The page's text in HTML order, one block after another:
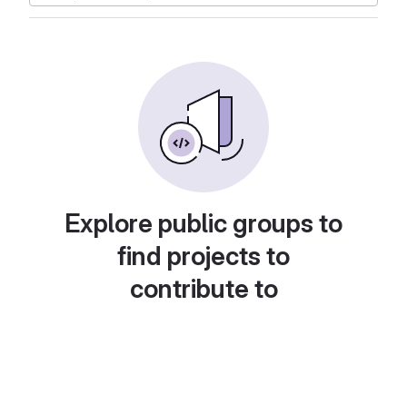
Explore public groups to
find projects to
contribute to